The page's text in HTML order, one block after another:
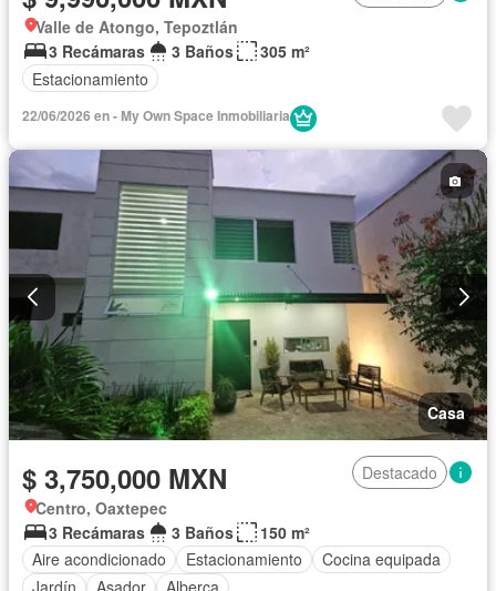
Valle de Atongo, Tepoztlán
3 Recámaras
3 Baños
305 m²
Estacionamiento
22/06/2026 en - My Own Space Inmobiliaria
Casa
$ 3,750,000 MXN
Destacado
Centro, Oaxtepec
3 Recámaras
3 Baños
150 m²
Aire acondicionado
Estacionamiento
Cocina equipada